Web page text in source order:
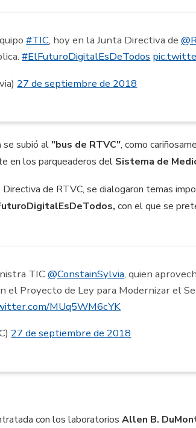
#TIC, hoy en la Junta Directiva de
#ElFuturoDigitalEsDeTodos
27 de septiembre de 2018
se subió al"bus de RTVC", como
en los parqueaderos del Sistema de
de RTVC, se dialogaron temas
con el que se
TIC@ConstainSylvia, quien
el Proyecto de Ley para Modernizar el
MUq5WM6cYK
27 de septiembre de 2018
con los laboratorios Allen B.